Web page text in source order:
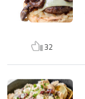
32